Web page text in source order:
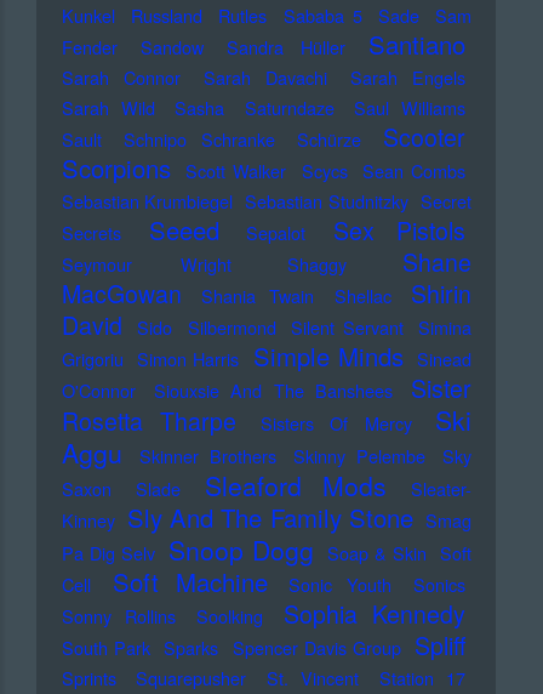
Kunkel
Russland Rutles Sababa 5 Sade
Sam
Fender
Sandow Sandra Hüller Santiano
Sarah Connor Sarah Davachi
Sarah Engels
Sarah Wild
Sasha Saturndaze
Saul Williams
Sault
Schnipo Schranke Schürze Scooter
Scorpions Scott Walker Scycs Sean Combs
Sebastian Krumbiegel Sebastian Studnitzky Secret
Secrets
Seeed Sepalot Sex Pistols
Seymour Wright Shaggy
Shane
MacGowan
Shania Twain Shellac
Shirin
David
Sido Silbermond Silent Servant Simina
Grigoriu Simon Harris Simple Minds Sinead
O'Connor
Siouxsie And The Banshees
Sister
Rosetta Tharpe
Sisters Of Mercy
Ski
Aggu
Skinner Brothers Skinny Pelembe
Sky
Saxon
Slade Sleaford Mods
Sleater-
Kinney Sly And The Family Stone Smag
Pa Dig Selv Snoop Dogg Soap & Skin Soft
Cell
Soft Machine Sonic Youth
Sonics
Sonny Rollins
Soolking Sophia Kennedy
South Park Sparks Spencer Davis Group Spliff
Sprints Squarepusher St. Vincent
Station 17